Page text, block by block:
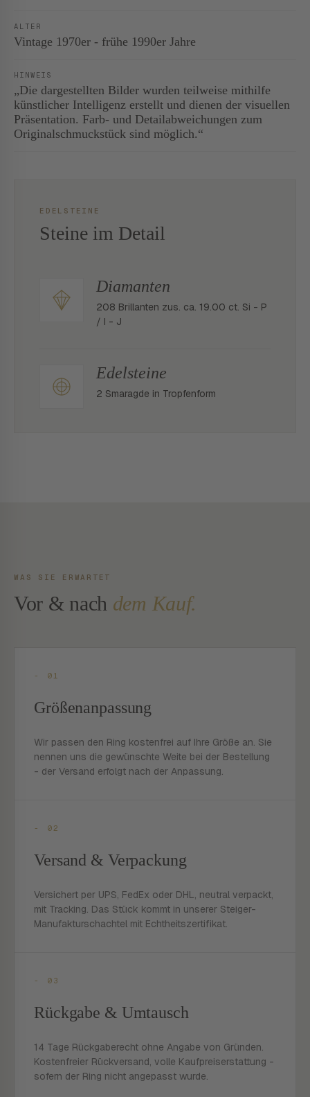
ALTER
Vintage 1970er - frühe 1990er Jahre
HINWEIS
„Die dargestellten Bilder wurden teilweise mithilfe
künstlicher Intelligenz erstellt und dienen der visuellen
Präsentation. Farb- und Detailabweichungen zum
Originalschmuckstück sind möglich.“
EDELSTEINE
Steine im Detail
Diamanten
208 Brillanten zus. ca. 19.00 ct. Si - P
/ I - J
Edelsteine
2 Smaragde in Tropfenform
WAS SIE ERWARTET
Vor & nach dem Kauf.
- 01
Größenanpassung
Wir passen den Ring kostenfrei auf Ihre Größe an. Sie
nennen uns die gewünschte Weite bei der Bestellung
- der Versand erfolgt nach der Anpassung.
- 02
Versand & Verpackung
Versichert per UPS, FedEx oder DHL, neutral verpackt,
mit Tracking. Das Stück kommt in unserer Steiger-
Manufakturschachtel mit Echtheitszertifikat.
- 03
Rückgabe & Umtausch
14 Tage Rückgaberecht ohne Angabe von Gründen.
Kostenfreier Rückversand, volle Kaufpreiserstattung -
sofern der Ring nicht angepasst wurde.